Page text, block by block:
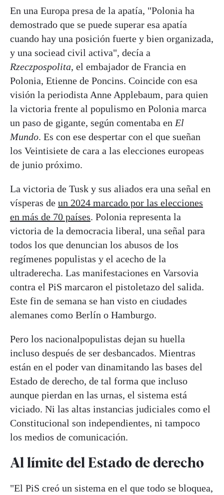
En una Europa presa de la apatía, "Polonia ha
demostrado que se puede superar esa apatía
cuando hay una posición fuerte y bien organizada,
y una sociead civil activa", decía a
Rzeczpospolita, el embajador de Francia en
Polonia, Etienne de Poncins. Coincide con esa
visión la periodista Anne Applebaum, para quien
la victoria frente al populismo en Polonia marca
un paso de gigante, según comentaba en El
Mundo. Es con ese despertar con el que sueñan
los Veintisiete de cara a las elecciones europeas
de junio próximo.
La victoria de Tusk y sus aliados era una señal en
vísperas de un 2024 marcado por las elecciones
en más de 70 países. Polonia representa la
victoria de la democracia liberal, una señal para
todos los que denuncian los abusos de los
regímenes populistas y el acecho de la
ultraderecha. Las manifestaciones en Varsovia
contra el PiS marcaron el pistoletazo del salida.
Este fin de semana se han visto en ciudades
alemanes como Berlín o Hamburgo.
Pero los nacionalpopulistas dejan su huella
incluso después de ser desbancados. Mientras
están en el poder van dinamitando las bases del
Estado de derecho, de tal forma que incluso
aunque pierdan en las urnas, el sistema está
viciado. Ni las altas instancias judiciales como el
Constitucional son independientes, ni tampoco
los medios de comunicación.
Al límite del Estado de derecho
"El PiS creó un sistema en el que todo se bloquea,